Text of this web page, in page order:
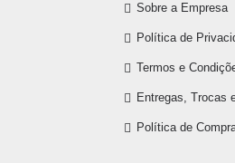
Sobre a Empresa
Política de
Termos e
Entregas, Trocas
Política de